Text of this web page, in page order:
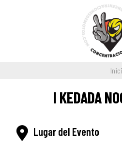
I KEDADA
Lugar del Evento